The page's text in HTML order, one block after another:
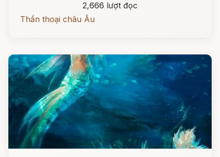
2,666 lượt đọc
Thần thoại châu Âu